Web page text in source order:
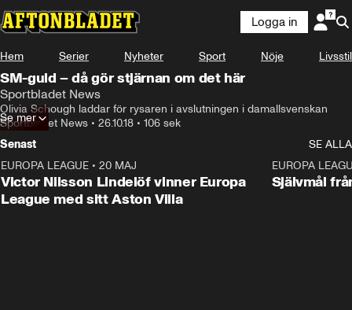
Logga in
Hem Serier Nyheter Sport Nöje Livsstil
SM-guld – då gör stjärnan om det här
Sportbladet News
Olivia Schough laddar för rysaren i avslutningen i damallsvenskan
Sportbladet News • 26.10.18 • 106 sek
Se mer
Senast
SE ALLA
EUROPA LEAGUE • 20 MAJ
Victor Nilsson Lindelöf vinner Europa
League med sitt Aston Villa
EUROPA
Självmål